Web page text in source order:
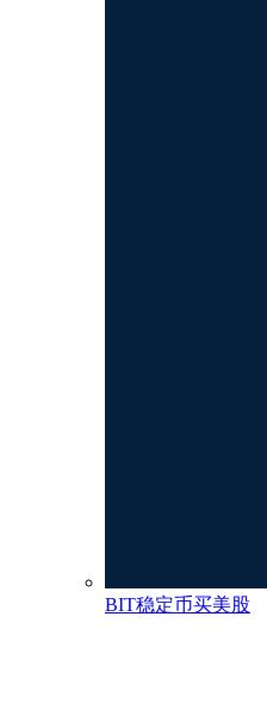
BIT稳定币买美股